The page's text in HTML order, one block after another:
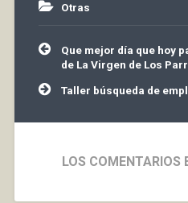
Otras
Navegación
de
entradas
Que mejor día que hoy
de La Virgen de Los
Taller búsqueda de
LOS COMENTARIOS